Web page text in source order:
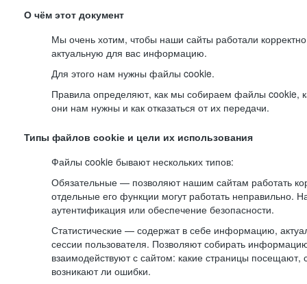
О чём этот документ
Мы очень хотим, чтобы наши сайты работали
актуальную для вас информацию.
Для этого нам нужны файлы cookie.
Правила определяют, как мы собираем файлы cookie,
они нам нужны и как отказаться от их передачи.
Типы файлов cookie и цели их использования
Файлы cookie бывают нескольких типов:
Обязательные — позволяют нашим сайтам работать
отдельные его функции могут работать неправильно.
аутентификация или обеспечение безопасности.
Статистические — содержат в себе информацию,
сессии пользователя. Позволяют собирать
взаимодействуют с сайтом: какие страницы посещают,
возникают ли ошибки.